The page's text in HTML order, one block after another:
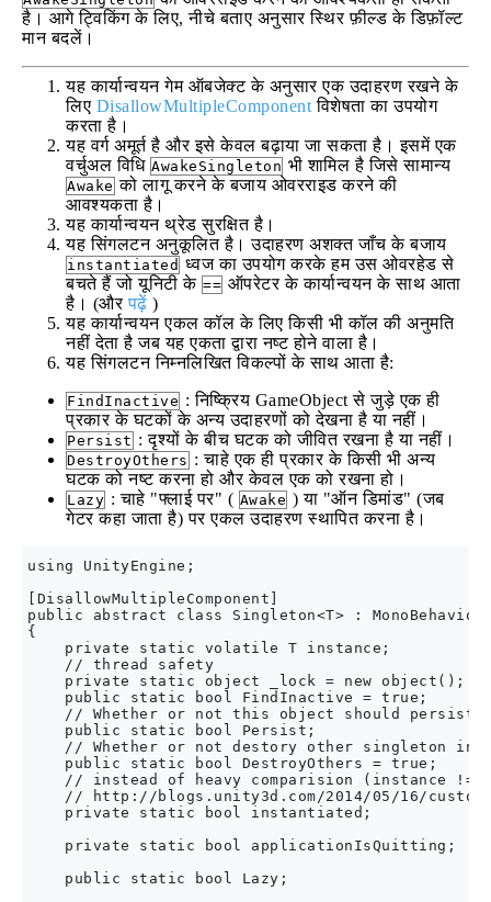
है। आगे ट्विकिंग के लिए, नीचे बताए अनुसार स्थिर फ़ील्ड के डिफ़ॉल्ट
मान बदलें।
यह कार्यान्वयन गेम ऑबजेक्ट के अनुसार एक उदाहरण रखने के
लिए DisallowMultipleComponent विशेषता का उपयोग
करता है।
यह वर्ग अमूर्त है और इसे केवल बढ़ाया जा सकता है। इसमें एक
वर्चुअल विधि AwakeSingleton भी शामिल है जिसे सामान्य
Awake को लागू करने के बजाय ओवरराइड करने की
आवश्यकता है।
यह कार्यान्वयन थ्रेड सुरक्षित है।
यह सिंगलटन अनुकूलित है। उदाहरण अशक्त जाँच के बजाय
instantiated ध्वज का उपयोग करके हम उस ओवरहेड से
बचते हैं जो यूनिटी के == ऑपरेटर के कार्यान्वयन के साथ आता
है। (औरपढ़ें )
यह कार्यान्वयन एकल कॉल के लिए किसी भी कॉल की अनुमति
नहीं देता है जब यह एकता द्वारा नष्ट होने वाला है।
यह सिंगलटन निम्नलिखित विकल्पों के साथ आता है:
FindInactive : निष्क्रिय GameObject से जुड़े एक ही
प्रकार के घटकों के अन्य उदाहरणों को देखना है या नहीं।
Persist : दृश्यों के बीच घटक को जीवित रखना है या नहीं।
DestroyOthers : चाहे एक ही प्रकार के किसी भी अन्य
घटक को नष्ट करना हो और केवल एक को रखना हो।
Lazy : चाहे "फ्लाई पर" ( Awake ) या "ऑन डिमांड" (जब
गेटर कहा जाता है) पर एकल उदाहरण स्थापित करना है।
using UnityEngine;
[DisallowMultipleComponent]
public abstract class Singleton<T> :
{
    private static volatile T instance;
    // thread safety
    private static object _lock = new object();
    public static bool FindInactive = true;
// Whether or not this object should persist
    public static bool Persist;
// Whether or not destory other singleton
    public static bool DestroyOthers = true;
// instead of heavy comparision (instance !=
// http://blogs.unity3d.com/2014/05/16/
    private static bool instantiated;
    private static bool applicationIsQuitting;
    public static bool Lazy;